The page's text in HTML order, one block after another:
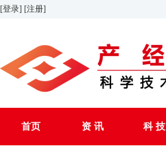
[登录] [注册]
首页 资 讯 科 技